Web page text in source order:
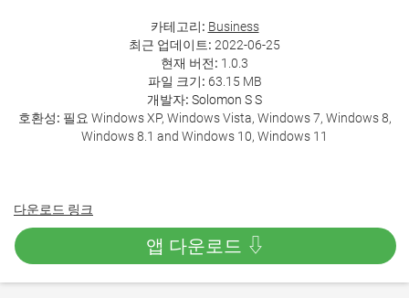
카테고리: Business
최근 업데이트: 2022-06-25
현재 버전: 1.0.3
파일 크기: 63.15 MB
개발자: Solomon S S
호환성: 필요 Windows XP, Windows Vista, Windows 7, Windows 8,
Windows 8.1 and Windows 10, Windows 11
다운로드 링크
앱 다운로드 ⇩